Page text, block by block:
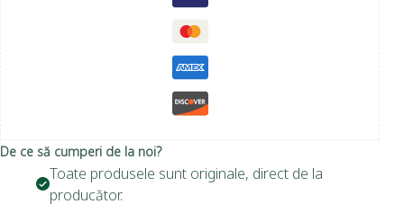
De ce să cumperi de la noi?
Toate produsele sunt originale, direct de la
producător.